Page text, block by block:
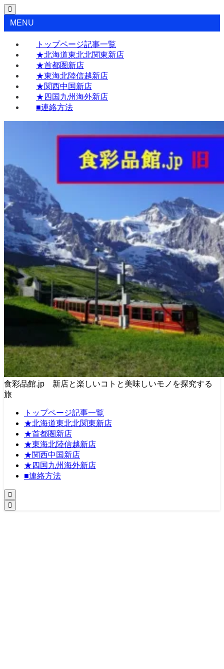
MENU
トップページ記事一覧
★北海道東北北関東新店
★首都圏新店
★東海北陸信越新店
★関西中国新店
★四国九州海外新店
■連絡方法
食彩品館.jp 新店と楽しいコトと美味しいモノを探究する
旅
トップページ記事一覧
★北海道東北北関東新店
★首都圏新店
★東海北陸信越新店
★関西中国新店
★四国九州海外新店
■連絡方法